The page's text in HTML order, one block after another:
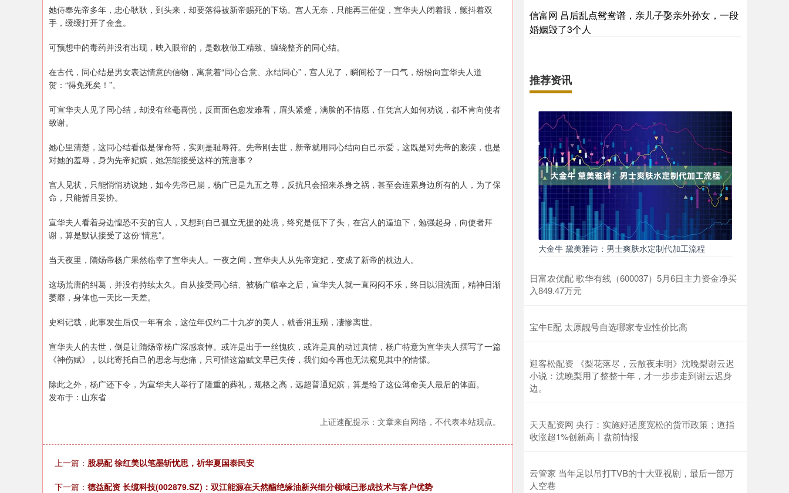
她侍奉先帝多年，忠心耿耿，到头来，却要落得被新帝赐死的下场。宫人无奈，只能再三催促，宣华夫人闭着眼，颤抖着双
手，缓缓打开了金盒。
可预想中的毒药并没有出现，映入眼帘的，是数枚做工精致、缠绕整齐的同心结。
在古代，同心结是男女表达情意的信物，寓意着“同心合意、永结同心”，宫人见了，瞬间松了一口气，纷纷向宣华夫人道
贺：“得免死矣！”。
可宣华夫人见了同心结，却没有丝毫喜悦，反而面色愈发难看，眉头紧蹙，满脸的不情愿，任凭宫人如何劝说，都不肯向使者
致谢。
她心里清楚，这同心结看似是保命符，实则是耻辱符。先帝刚去世，新帝就用同心结向自己示爱，这既是对先帝的亵渎，也是
对她的羞辱，身为先帝妃嫔，她怎能接受这样的荒唐事？
宫人见状，只能悄悄劝说她，如今先帝已崩，杨广已是九五之尊，反抗只会招来杀身之祸，甚至会连累身边所有的人，为了保
命，只能暂且妥协。
宣华夫人看着身边惶恐不安的宫人，又想到自己孤立无援的处境，终究是低下了头，在宫人的逼迫下，勉强起身，向使者拜
谢，算是默认接受了这份“情意”。
当天夜里，隋炀帝杨广果然临幸了宣华夫人。一夜之间，宣华夫人从先帝宠妃，变成了新帝的枕边人。
这场荒唐的纠葛，并没有持续太久。自从接受同心结、被杨广临幸之后，宣华夫人就一直闷闷不乐，终日以泪洗面，精神日渐
萎靡，身体也一天比一天差。
史料记载，此事发生后仅一年有余，这位年仅约二十九岁的美人，就香消玉殒，凄惨离世。
宣华夫人的去世，倒是让隋炀帝杨广深感哀悼。或许是出于一丝愧疚，或许是真的动过真情，杨广特意为宣华夫人撰写了一篇
《神伤赋》，以此寄托自己的思念与悲痛，只可惜这篇赋文早已失传，我们如今再也无法窥见其中的情愫。
除此之外，杨广还下令，为宣华夫人举行了隆重的葬礼，规格之高，远超普通妃嫔，算是给了这位薄命美人最后的体面。
发布于：山东省
上证速配提示：文章来自网络，不代表本站观点。
上一篇： 股易配 徐红美以笔墨斩忧思，祈华夏国泰民安
下一篇： 德益配资 长缆科技(002879.SZ)：双江能源在天然酯绝缘油新兴细分领域已形成技术与客户优势
信富网 吕后乱点鸳鸯谱，亲儿子娶亲外孙女，一段
婚姻毁了3个人
推荐资讯
大金牛 黛美雅诗：男士爽肤水定制代加工流程
日富农优配 歌华有线（600037）5月6日主力资金净买
入849.47万元
宝牛E配 太原靓号自选哪家专业性价比高
迎客松配资 《梨花落尽，云散夜未明》沈晚梨谢云迟
小说：沈晚梨用了整整十年，才一步步走到谢云迟身
边。
天天配资网 央行：实施好适度宽松的货币政策；道指
收涨超1%创新高丨盘前情报
云管家 当年足以吊打TVB的十大亚视剧，最后一部万
人空巷